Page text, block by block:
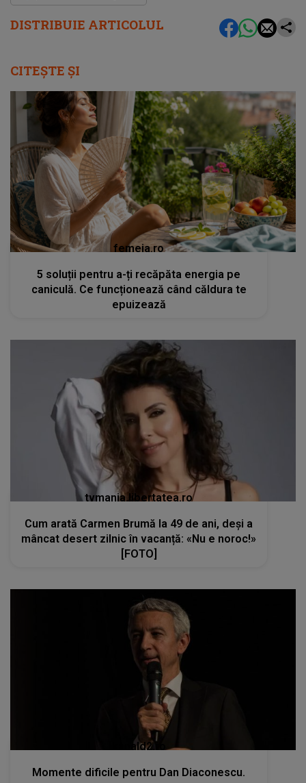
DISTRIBUIE ARTICOLUL
CITEȘTE ȘI
femeia.ro
5 soluții pentru a-ți recăpăta energia pe
caniculă. Ce funcționează când căldura te
epuizează
tvmania.libertatea.ro
Cum arată Carmen Brumă la 49 de ani, deși a
mâncat desert zilnic în vacanță: «Nu e noroc!»
[FOTO]
kanald2.ro
Momente dificile pentru Dan Diaconescu.